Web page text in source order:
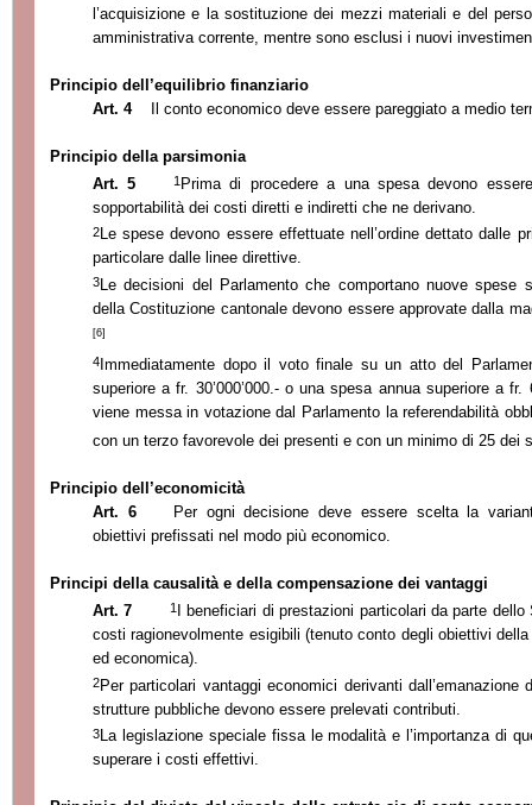
l’acquisizione e la sostituzione dei mezzi materiali e del
amministrativa corrente, mentre sono esclusi i nuovi
Principio dell’equilibrio finanziario
Art. 4
Il conto economico deve essere pareggiato a medio
Principio della parsimonia
Art. 5
1Prima di procedere a una spesa devono
sopportabilità dei costi diretti e indiretti che ne derivano.
2Le spese devono essere effettuate nell’ordine dettato dalle
particolare dalle linee direttive.
3 Le decisioni del Parlamento che comportano nuove spese
della Costituzione cantonale devono essere approvate dalla
[6]
4 Immediatamente dopo il voto finale su un atto del
superiore a fr. 30’000’000.- o una spesa annua superiore a fr.
viene messa in votazione dal Parlamento la referendabilità
con un terzo favorevole dei presenti e con un minimo di 25 dei
Principio dell’economicità
Art. 6
Per ogni decisione deve essere scelta la
obiettivi prefissati nel modo più economico.
Principi della causalità e della compensazione dei vantaggi
Art. 7
1I beneficiari di prestazioni particolari da parte
costi ragionevolmente esigibili (tenuto conto degli obiettivi
ed economica).
2Per particolari vantaggi economici derivanti dall’emanazione
strutture pubbliche devono essere prelevati contributi.
3La legislazione speciale fissa le modalità e l’importanza di
superare i costi effettivi.